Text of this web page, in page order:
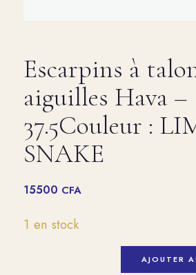
Escarpins à
aiguilles Hava –
37.5Couleur :
SNAKE
15500 CFA
1 en stock
AJOUTER